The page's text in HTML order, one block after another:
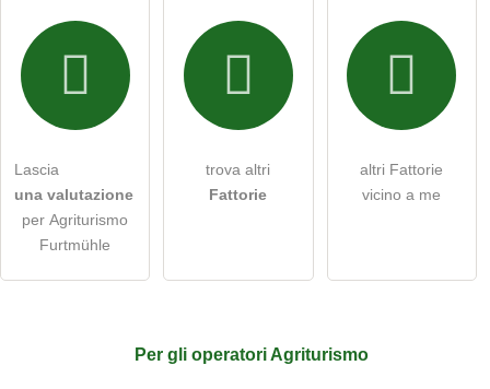
Lascia
una valutazione
per Agriturismo
Furtmühle
trova altri
Fattorie
altri Fattorie
vicino a me
Per gli operatoriAgriturismo